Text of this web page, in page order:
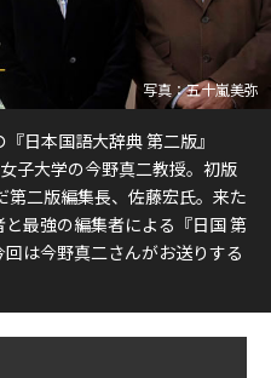
写真：五十嵐美弥
日本国語大辞典 第二版』
子大学の今野真二教授。初版
二版編集長、佐藤宏氏。来た
最強の編集者による『日国 第
は今野真二さんがお送りする